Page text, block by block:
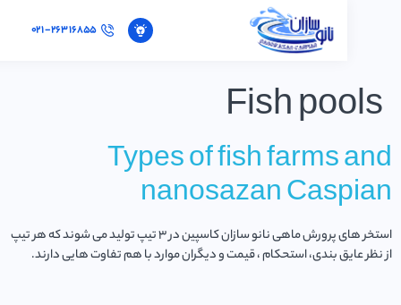
021-26316855
Fish
Types of fish farms
nanosazan
استخر های پرورش ماهی نانو سازان کاسپین در 3 تیپ تولید می شوند که هر تیپ
عایق بندی، استحکام ، قیمت و دیگران موارد با هم تفاوت هایی دارند.